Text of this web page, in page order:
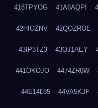
418TPYOG 41A6AQPI
42HIOZNV 42QOZROE
43IP3TZ3 43OJ1AEY
441OKOJO 4474ZR0W
44E14L85 44VA5KJF